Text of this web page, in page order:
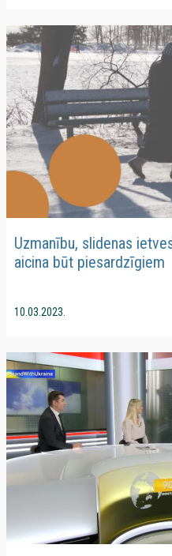
Uzmanību, slidenas
aicina būt piesardzīgiem
10.03.2023.